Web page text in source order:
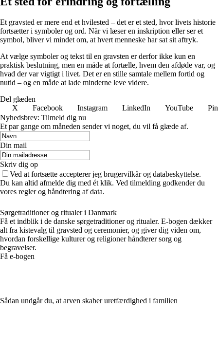
Et gravsted er mere end et hvilested – det er et sted, hvor livets historie
fortsætter i symboler og ord. Når vi læser en inskription eller ser et
symbol, bliver vi mindet om, at hvert menneske har sat sit aftryk.
At vælge symboler og tekst til en gravsten er derfor ikke kun en
praktisk beslutning, men en måde at fortælle, hvem den afdøde var, og
hvad der var vigtigt i livet. Det er en stille samtale mellem fortid og
nutid – og en måde at lade minderne leve videre.
Del glæden
X
Facebook Instagram LinkedIn YouTube
Nyhedsbrev: Tilmeld dig nu
Et par gange om måneden sender vi noget, du vil få glæde af.
Din mail
Skriv dig op
Ved at fortsætte accepterer jeg brugervilkår og databeskyttelse.
Du kan altid afmelde dig med ét klik. Ved tilmelding godkender du
vores regler og håndtering af data.
Sørgetraditioner og ritualer i Danmark
Få et indblik i de danske sørgetraditioner og ritualer. E-bogen dækker
alt fra kistevalg til gravsted og ceremonier, og giver dig viden om,
hvordan forskellige kulturer og religioner håndterer sorg og
begravelser.
Få e-bogen
Sådan undgår du, at arven skaber uretfærdighed i familien